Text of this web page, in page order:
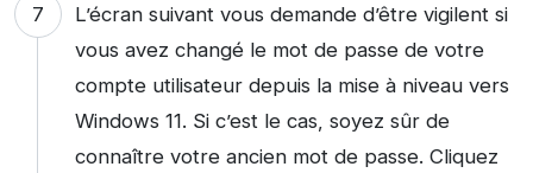
L’écran suivant vous demande d’être vigilent si
vous avez changé le mot de passe de votre
compte utilisateur depuis la mise à niveau vers
Windows 11. Si c’est le cas, soyez sûr de
connaître votre ancien mot de passe. Cliquez